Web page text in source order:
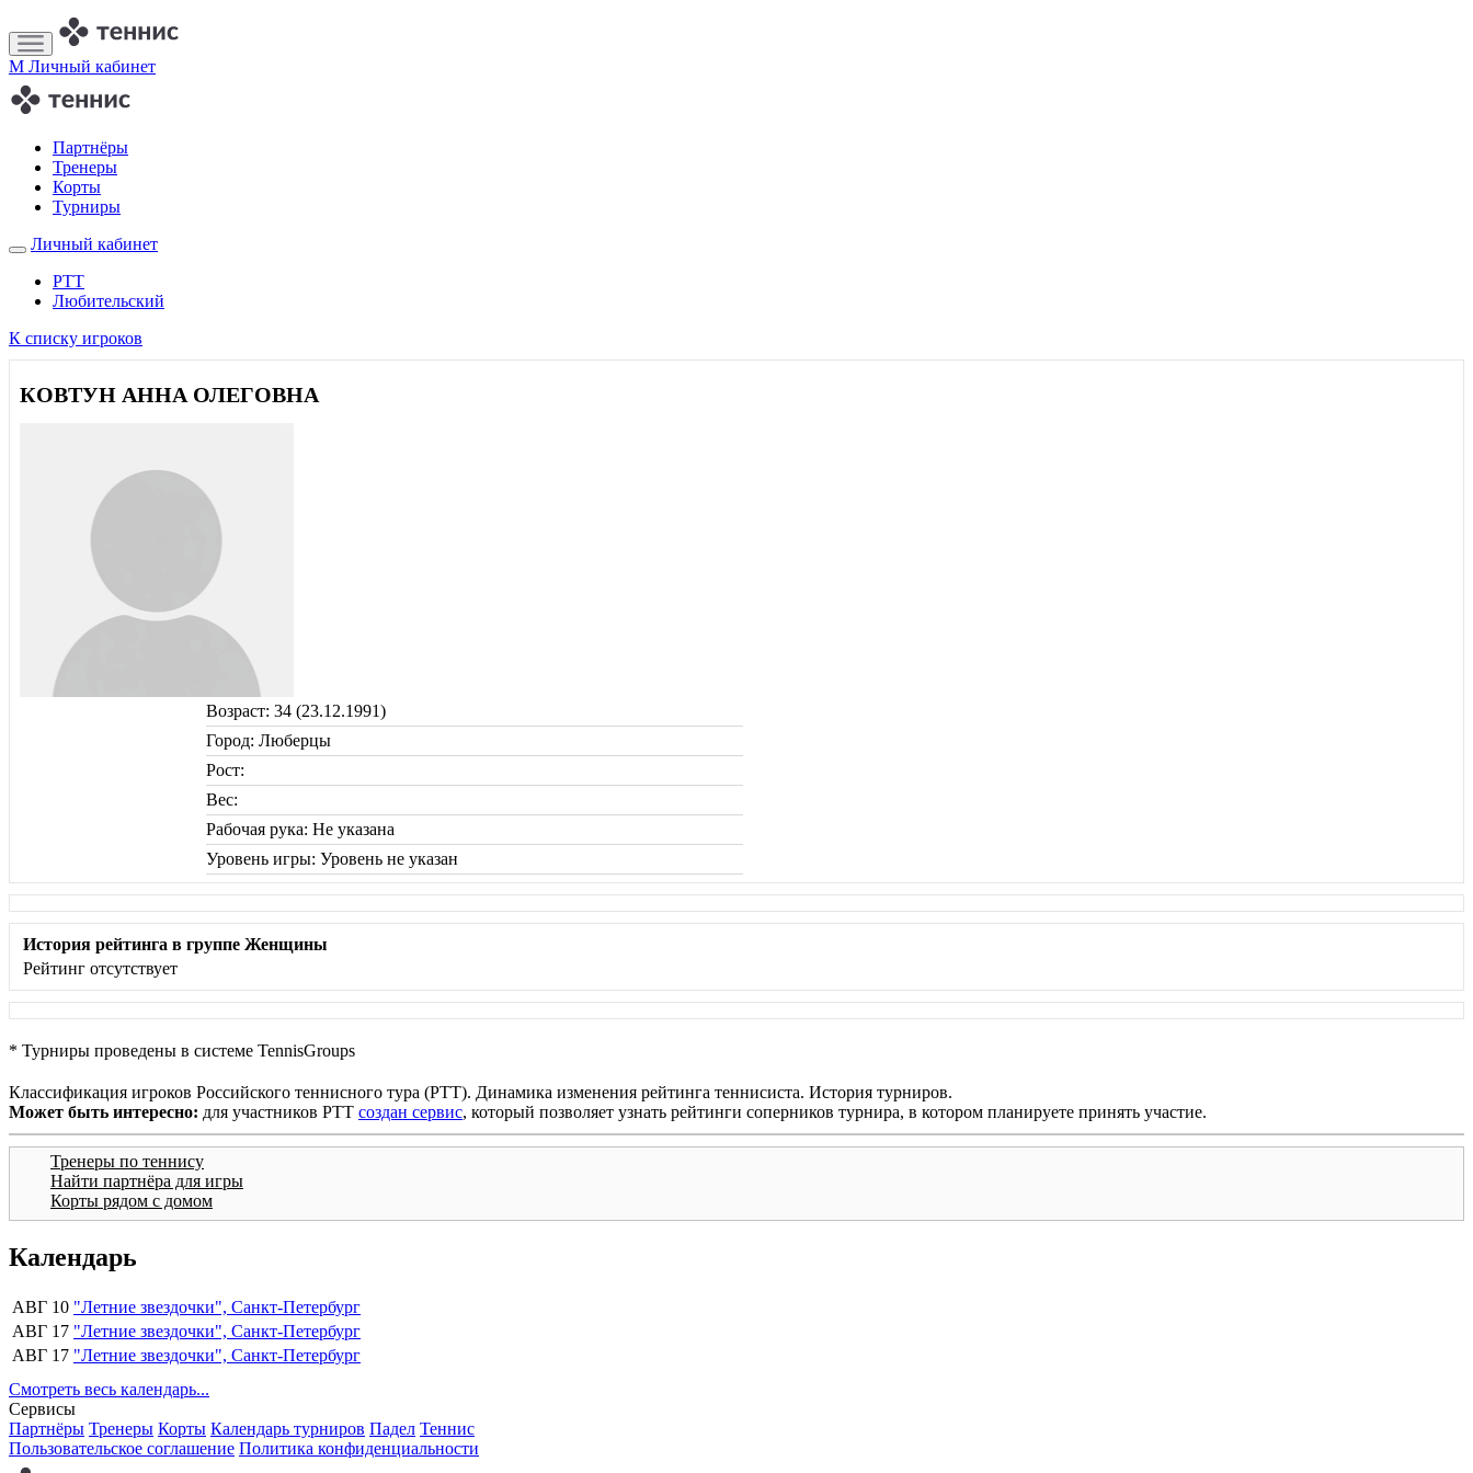
M Личный кабинет
Партнёры
Тренеры
Корты
Турниры
Личный кабинет
РТТ
Любительский
К списку игроков
КОВТУН АННА ОЛЕГОВНА
Возраст: 34 (23.12.1991)
Город: Люберцы
Рост:
Вес:
Рабочая рука: Не указана
Уровень игры: Уровень не указан
История рейтинга в группе Женщины
Рейтинг отсутствует
* Турниры проведены в системе TennisGroups
Классификация игроков Российского теннисного тура (РТТ). Динамика изменения рейтинга теннисиста. История турниров.
Может быть интересно: для участников РТТ создан сервис, который позволяет узнать рейтинги соперников турнира, в котором планируете принять участие.
Тренеры по теннису
Найти партнёра для игры
Корты рядом с домом
Календарь
АВГ 10 "Летние звездочки", Санкт-Петербург
АВГ 17 "Летние звездочки", Санкт-Петербург
АВГ 17 "Летние звездочки", Санкт-Петербург
Смотреть весь календарь...
Сервисы
Партнёры Тренеры Корты Календарь турниров Падел Теннис
Пользовательское соглашение Политика конфиденциальности